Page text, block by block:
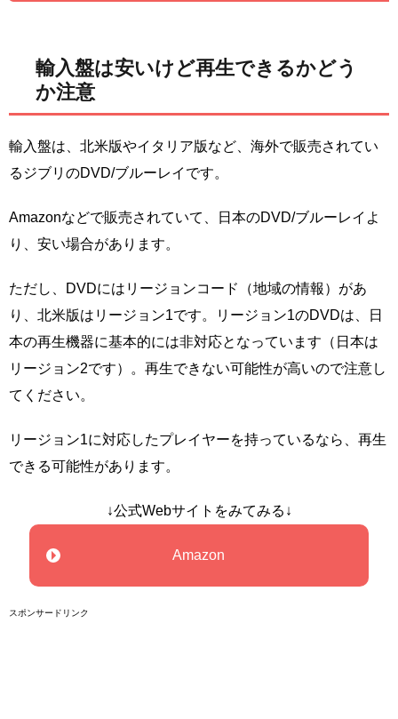
輸入盤は安いけど再生できるかどう
か注意
輸入盤は、北米版やイタリア版など、海外で販売されてい
るジブリのDVD/ブルーレイです。
Amazonなどで販売されていて、日本のDVD/ブルーレイよ
り、安い場合があります。
ただし、DVDにはリージョンコード（地域の情報）があ
り、北米版はリージョン1です。リージョン1のDVDは、日
本の再生機器に基本的には非対応となっています（日本は
リージョン2です）。再生できない可能性が高いので注意し
てください。
リージョン1に対応したプレイヤーを持っているなら、再生
できる可能性があります。
↓公式Webサイトをみてみる↓
Amazon
スポンサードリンク